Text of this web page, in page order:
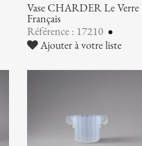
Vase CHARDER Le Verre
Français
Référence : 17210
Ajouter à votre liste